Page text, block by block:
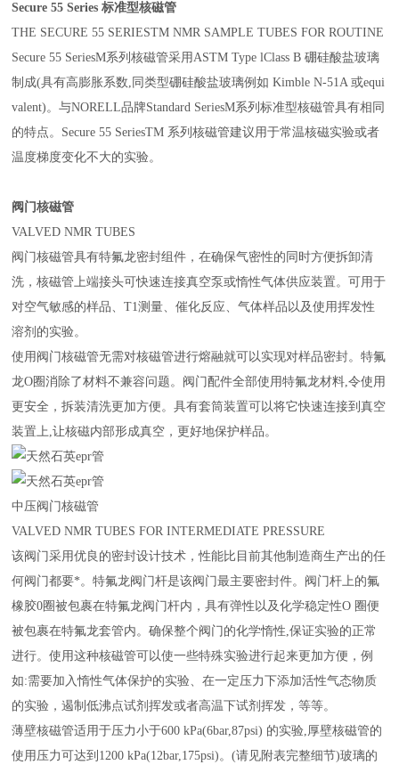
Secure 55 Series标准型核磁管
THE SECURE 55 SERIESTM NMR SAMPLE TUBES FOR ROUTINE
Secure 55 SeriesM系列核磁管采用ASTM Type lClass B硼硅酸盐玻璃
制成(具有高膨胀系数, 同类型硼硅酸盐玻璃例如 Kimble N-51A或equi
valent)。与NORELL品牌Standard SeriesM系列标准型核磁管具有相同
的特点。 Secure 55 SeriesTM 系列核磁管建议用于常温核磁实验或者
温度梯度变化不大的实验。
阀门核磁管
VALVED NMR TUBES
阀门核磁管具有特氟龙密封组件，在确保气密性的同时方便拆卸清
洗，核磁管上端接头可快速连接真空泵或惰性气体供应装置。可用于
对空气敏感的样品、T1测量、催化反应、气体样品以及使用挥发性
溶剂的实验。
使用阀门核磁管无需对核磁管进行熔融就可以实现对样品密封。特氟
龙O圈消除了材料不兼容问题。阀门配件全部使用特氟龙材料,令使用
更安全，拆装清洗更加方便。具有套筒装置可以将它快速连接到真空
装置上,让核磁内部形成真空，更好地保护样品。
中压阀门核磁管
VALVED NMR TUBES FOR INTERMEDIATE PRESSURE
该阀门采用优良的密封设计技术，性能比目前其他制造商生产出的任
何阀门都要*。特氟龙阀门杆是该阀门最主要密封件。阀门杆上的氟
橡胶0圈被包裹在特氟龙阀门杆内，具有弹性以及化学稳定性O 圈便
被包裹在特氟龙套管内。确保整个阀门的化学惰性,保证实验的正常
进行。使用这种核磁管可以使一些特殊实验进行起来更加方便，例
如:需要加入惰性气体保护的实验、在一定压力下添加活性气态物质
的实验，遏制低沸点试剂挥发或者高温下试剂挥发，等等。
薄壁核磁管适用于压力小于600 kPa(6bar,87psi) 的实验,厚壁核磁管的
使用压力可达到 1200 kPa(12bar,175psi)。(请见附表完整细节)玻璃的